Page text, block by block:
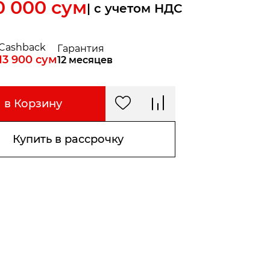
000 сум| c учетом НДС
900 сум
Гарантия
12 месяцев
в Корзину
Купить в рассрочку